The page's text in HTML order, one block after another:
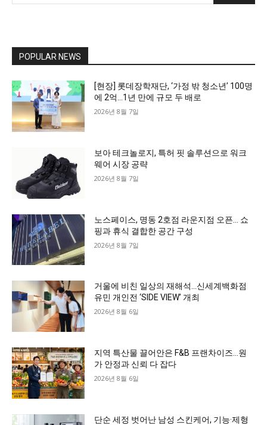
POPULAR NEWS
[현장] 롯데장학재단, ‘가정 밖 청소년’ 100명
에 2억…1년 만에 규모 두 배로
2026년 8월 7일
보아 테크놀로지, 특허 핏 솔루션으로 워크
웨어 시장 공략
2026년 8월 7일
노스페이스, 명동 2호점 라운지점 오픈… 쇼
핑과 휴식 결합한 공간 구성
2026년 8월 7일
거울에 비친 일상의 재해석…신세계백화점
유민 개인전 ‘SIDE VIEW’ 개최
2026년 8월 6일
지역 특산물 끌어안은 F&B 프랜차이즈…원
가 안정과 신뢰 다 잡다
2026년 8월 6일
단순 세정 벗어난 남성 스킨케어, 기능·제형